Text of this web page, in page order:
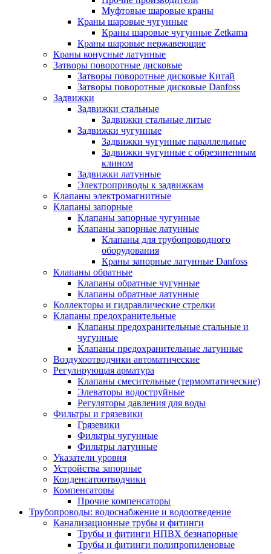
Муфтовые шаровые краны
Краны шаровые чугунные
Краны шаровые чугунные Zetkama
Краны шаровые нержавеющие
Краны конусные латунные
Затворы поворотные дисковые
Затворы поворотные дисковые Китай
Затворы поворотные дисковые Danfoss
Задвижки
Задвижки стальные
Задвижки стальные литые
Задвижки чугунные
Задвижки чугунные параллельные
Задвижки чугунные с обрезиненным
клином
Задвижки латунные
Электроприводы к задвижкам
Клапаны электромагнитные
Клапаны запорные
Клапаны запорные чугунные
Клапаны запорные латунные
Клапаны для трубопроводного
оборудования
Краны запорные латунные Danfoss
Клапаны обратные
Клапаны обратные чугунные
Клапаны обратные латунные
Коллекторы и гидравлические стрелки
Клапаны предохранительные
Клапаны предохранительные стальные и
чугунные
Клапаны предохранительные латунные
Воздухоотводчики автоматические
Регулирующая арматура
Клапаны смесительные (термомтатические)
Элеваторы водоструйные
Регуляторы давления для воды
Фильтры и грязевики
Грязевики
Фильтры чугунные
Фильтры латунные
Указатели уровня
Устройства запорные
Конденсатоотводчики
Компенсаторы
Прочие компенсаторы
Трубопроводы: водоснабжение и водоотведение
Канализационные трубы и фитинги
Трубы и фитинги НПВХ безнапорные
Трубы и фитинги полипропиленовые